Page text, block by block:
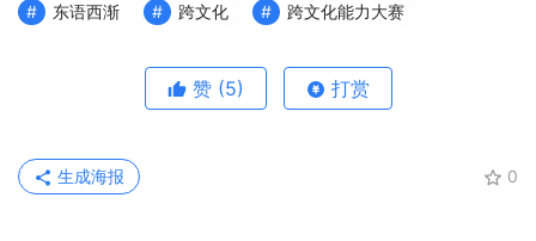
东语西渐 跨文化 跨文化能力大赛
赞 (5) 打赏
0
生成海报